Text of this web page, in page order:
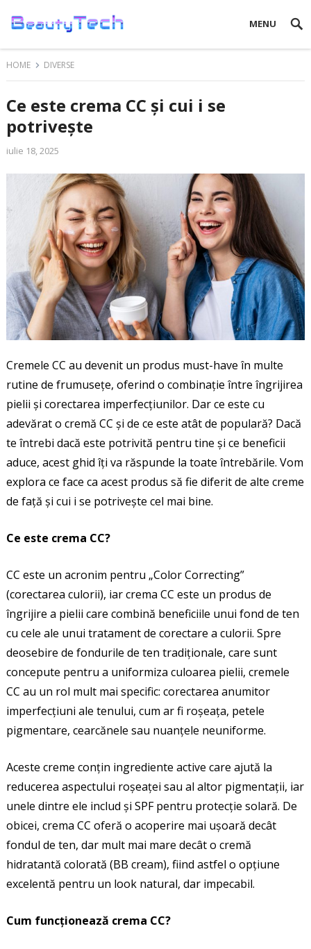
MENU
HOME DIVERSE
Ce este crema CC și cui i se
potrivește
iulie 18, 2025
Cremele CC au devenit un produs must-have în multe
rutine de frumusețe, oferind o combinație între îngrijirea
pielii și corectarea imperfecțiunilor. Dar ce este cu
adevărat o cremă CC și de ce este atât de populară? Dacă
te întrebi dacă este potrivită pentru tine și ce beneficii
aduce, acest ghid îți va răspunde la toate întrebările. Vom
explora ce face ca acest produs să fie diferit de alte creme
de față și cui i se potrivește cel mai bine.
Ce este crema CC?
CC este un acronim pentru „Color Correcting”
(corectarea culorii), iar crema CC este un produs de
îngrijire a pielii care combină beneficiile unui fond de ten
cu cele ale unui tratament de corectare a culorii. Spre
deosebire de fondurile de ten tradiționale, care sunt
concepute pentru a uniformiza culoarea pielii, cremele
CC au un rol mult mai specific: corectarea anumitor
imperfecțiuni ale tenului, cum ar fi roșeața, petele
pigmentare, cearcănele sau nuanțele neuniforme.
Aceste creme conțin ingrediente active care ajută la
reducerea aspectului roșeaței sau al altor pigmentații, iar
unele dintre ele includ și SPF pentru protecție solară. De
obicei, crema CC oferă o acoperire mai ușoară decât
fondul de ten, dar mult mai mare decât o cremă
hidratantă colorată (BB cream), fiind astfel o opțiune
excelentă pentru un look natural, dar impecabil.
Cum funcționează crema CC?